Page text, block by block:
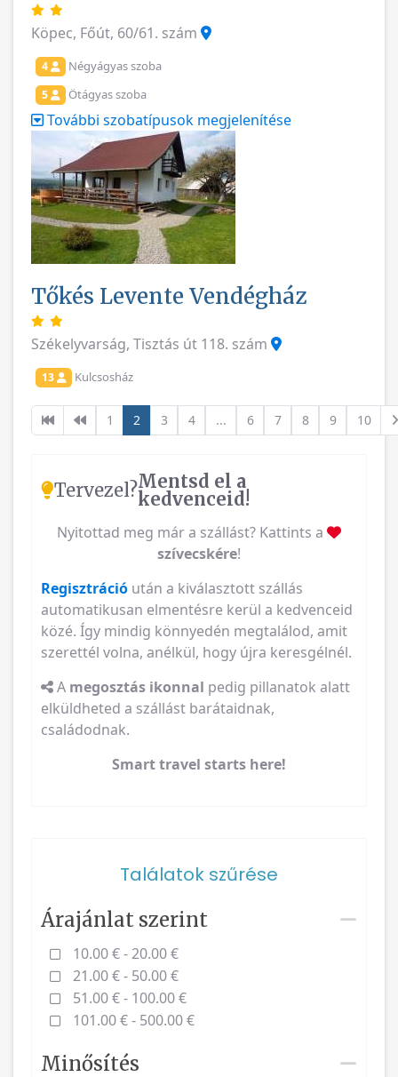
Köpec, Főút, 60/61. szám
4 Négyágyas szoba
5 Ötágyas szoba
További szobatípusok megjelenítése
Tőkés Levente Vendégház
Székelyvarság, Tisztás út 118. szám
13 Kulcsosház
1 2 3 4 ... 6 7 8 9 10
Tervezel?Mentsd el a
kedvenceid!
Nyitottad meg már a szállást? Kattints a
szívecskére!
Regisztráció után a kiválasztott szállás
automatikusan elmentésre kerül a kedvenceid
közé. Így mindig könnyedén megtalálod, amit
szerettél volna, anélkül, hogy újra keresgélnél.
A megosztás ikonnal pedig pillanatok alatt
elküldheted a szállást barátaidnak,
családodnak.
Smart travel starts here!
Találatok szűrése
Árajánlat szerint
10.00 € - 20.00 €
21.00 € - 50.00 €
51.00 € - 100.00 €
101.00 € - 500.00 €
Minősítés